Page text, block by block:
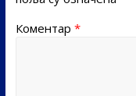
Коментар *